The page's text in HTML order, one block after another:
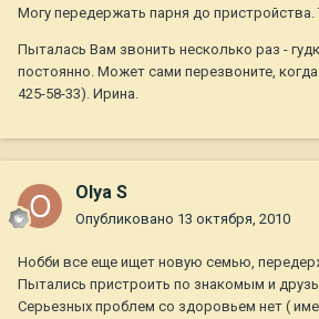
Могу передержать парня до
Пыталась Вам звонить несколько раз -
постоянно. Может сами перезвоните,
425-58-33). Ирина.
Olya S
Опубликовано 13 октября, 2010
Нобби все еще ищет новую семью,
Пытались пристроить по знакомым и
Серьезных проблем со здоровьем нет (